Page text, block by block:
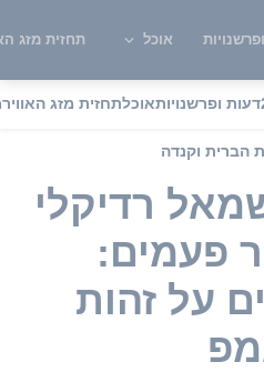
אוכל תחזית מזג
דעות ופרשנויותאוכלתחזית מזג האוויר
הברית וקנדה
רדיקלי
פעמים:
על זהות